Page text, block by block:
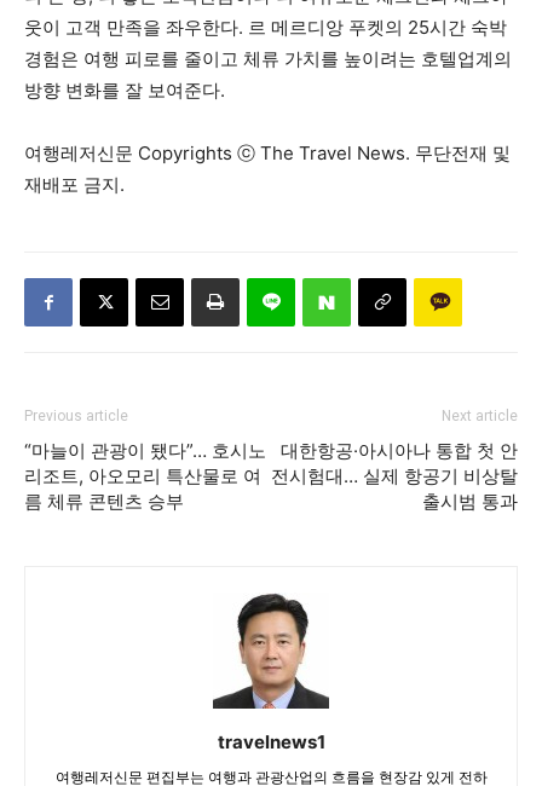
웃이 고객 만족을 좌우한다. 르 메르디앙 푸켓의 25시간 숙박
경험은 여행 피로를 줄이고 체류 가치를 높이려는 호텔업계의
방향 변화를 잘 보여준다.
여행레저신문 Copyrights ⓒ The Travel News. 무단전재 및
재배포 금지.
Previous article
“마늘이 관광이 됐다”… 호시노
리조트, 아오모리 특산물로 여
름 체류 콘텐츠 승부
Next article
대한항공·아시아나 통합 첫 안
전시험대… 실제 항공기 비상탈
출시범 통과
travelnews1
여행레저신문 편집부는 여행과 관광산업의 흐름을 현장감 있게 전하